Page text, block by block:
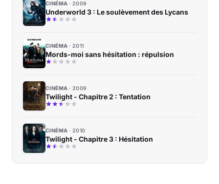
CINÉMA 2009
Underworld 3 : Le soulèvement des Lycans
CINÉMA 2011
Mords-moi sans hésitation : répulsion
CINÉMA 2009
Twilight - Chapitre 2 : Tentation
CINÉMA 2010
Twilight - Chapitre 3 : Hésitation